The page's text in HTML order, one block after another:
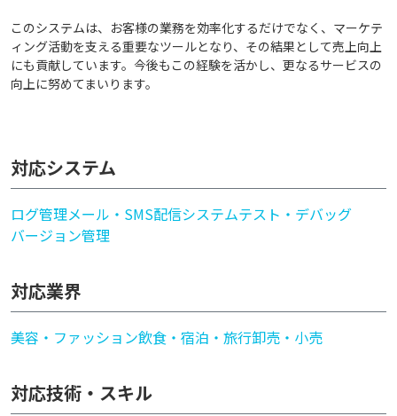
このシステムは、お客様の業務を効率化するだけでなく、マーケテ
ィング活動を支える重要なツールとなり、その結果として売上向上
にも貢献しています。今後もこの経験を活かし、更なるサービスの
向上に努めてまいります。
対応システム
ログ管理メール・SMS配信システムテスト・デバッグ
バージョン管理
対応業界
美容・ファッション飲食・宿泊・旅行卸売・小売
対応技術・スキル